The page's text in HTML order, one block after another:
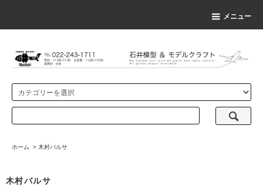
メニュー
ホーム > 木村バルサ
木村バルサ